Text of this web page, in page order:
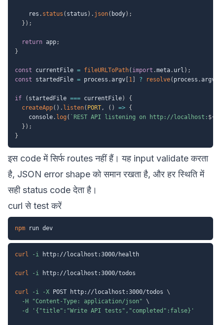
    res
. status ( status ) . json( body) ;
} ) ;
return app;
}
const currentFile = fileURLToPath( import .meta. url ) ;
const startedFile = process .argv 1 ? resolve( process .argv
if ( startedFile === currentFile)
{
createApp( ) . listen( PORT, ( ) => {
    console
. log ( ` REST API listening on http://localhost: ${
} ) ;
}
इस code में सिर्फ routes नहीं हैं। यह input validate करता
है, JSON error shape को समान रखता है, और हर स्थिति में
सही status code देता है।
curl से test करें
npm
curl -i http://localhost:3000/health
curl -i http://localhost:3000/todos
curl -i -X POST http://localhost:3000/todos \
-H
"Content-Type: application/json" \
-d
'{"title":"Write API tests","completed":false}'